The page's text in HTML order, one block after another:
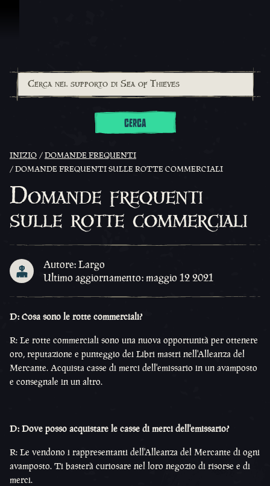
CERCA
INIZIO
DOMANDE FREQUENTI
DOMANDE FREQUENTI SULLE ROTTE COMMERCIALI
Domande frequenti
sulle rotte commerciali
Autore: Largo
Ultimo aggiornamento: maggio 12 2021
D: Cosa sono le rotte commerciali?
R: Le rotte commerciali sono una nuova opportunità per ottenere
oro, reputazione e punteggio dei Libri mastri nell'Alleanza del
Mercante. Acquista casse di merci dell'emissario in un avamposto
e consegnale in un altro.
D: Dove posso acquistare le casse di merci dell'emissario?
R: Le vendono i rappresentanti dell'Alleanza del Mercante di ogni
avamposto. Ti basterà curiosare nel loro negozio di risorse e di
merci.